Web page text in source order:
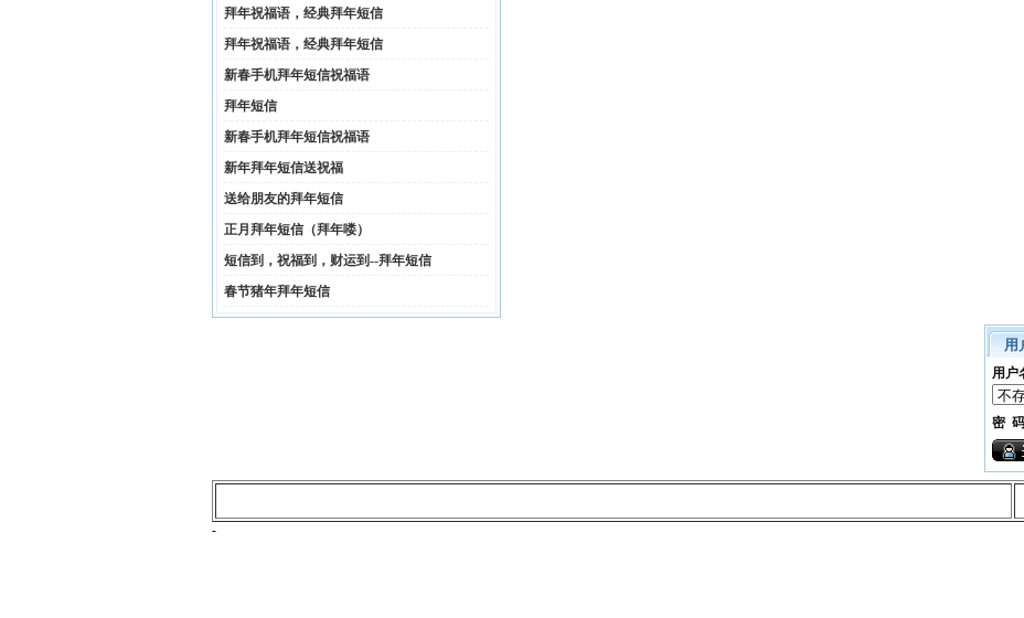
拜年祝福语，经典拜年短信
拜年祝福语，经典拜年短信
新春手机拜年短信祝福语
拜年短信
新春手机拜年短信祝福语
新年拜年短信送祝福
送给朋友的拜年短信
正月拜年短信（拜年喽）
短信到，祝福到，财运到--拜年短信
春节猪年拜年短信
用
用户
密
-